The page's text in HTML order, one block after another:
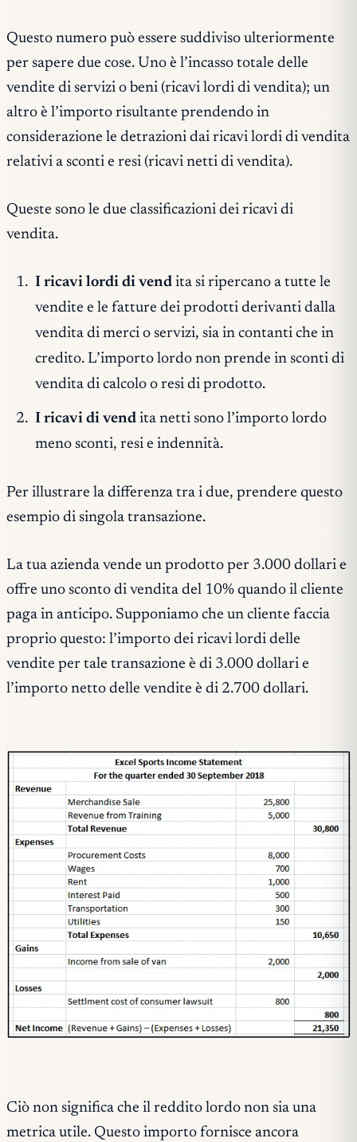
Questo numero può essere suddiviso ulteriormente
per sapere due cose. Uno è l’incasso totale delle
vendite di servizi o beni (ricavi lordi di vendita); un
altro è l’importo risultante prendendo in
considerazione le detrazioni dai ricavi lordi di vendita
relativi a sconti e resi (ricavi netti di vendita).
Queste sono le due classificazioni dei ricavi di
vendita.
I ricavi lordi di vend ita si ripercano a tutte le
vendite e le fatture dei prodotti derivanti dalla
vendita di merci o servizi, sia in contanti che in
credito. L’importo lordo non prende in sconti di
vendita di calcolo o resi di prodotto.
I ricavi di vend ita netti sono l’importo lordo
meno sconti, resi e indennità.
Per illustrare la differenza tra i due, prendere questo
esempio di singola transazione.
La tua azienda vende un prodotto per 3.000 dollari e
offre uno sconto di vendita del 10% quando il cliente
paga in anticipo. Supponiamo che un cliente faccia
proprio questo: l’importo dei ricavi lordi delle
vendite per tale transazione è di 3.000 dollari e
l’importo netto delle vendite è di 2.700 dollari.
Ciò non significa che il reddito lordo non sia una
metrica utile. Questo importo fornisce ancora